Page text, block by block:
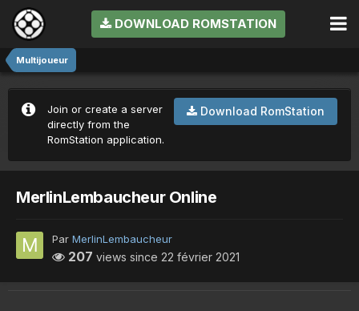
DOWNLOAD ROMSTATION
Multijoueur
Download RomStation
Join or create a server
directly from the
RomStation application.
MerlinLembaucheur Online
Par MerlinLembaucheur
207 views since 22 février 2021